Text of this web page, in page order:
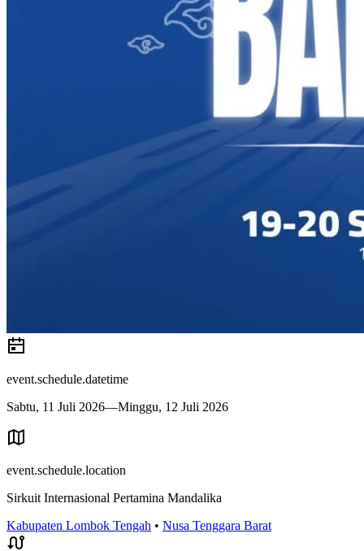
event.schedule.datetime
Sabtu, 11 Juli 2026—Minggu, 12 Juli 2026
event.schedule.location
Sirkuit Internasional Pertamina Mandalika
Kabupaten Lombok Tengah • Nusa Tenggara Barat